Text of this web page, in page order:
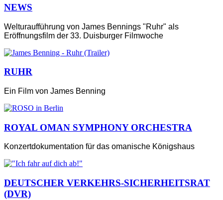
NEWS
Welturaufführung von James Bennings "Ruhr" als
Eröffnungsfilm der 33. Duisburger Filmwoche
RUHR
Ein Film von James Benning
ROYAL OMAN SYMPHONY ORCHESTRA
Konzertdokumentation für das omanische Königshaus
DEUTSCHER VERKEHRS-SICHERHEITSRAT
(DVR)